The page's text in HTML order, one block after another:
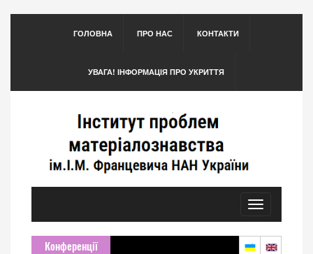
ГОЛОВНА ПРО НАС КОНТАКТИ
УВАГА! ІНФОРМАЦІЯ ПРО УКРИТТЯ
Toggle
navigation
Конференції